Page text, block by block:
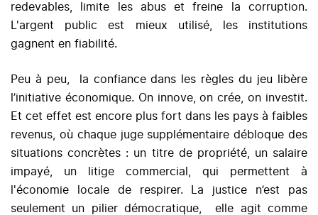
redevables, limite les abus et freine la corruption.
L'argent public est mieux utilisé, les institutions
gagnent en fiabilité.
Peu à peu, la confiance dans les règles du jeu libère
l’initiative économique. On innove, on crée, on investit.
Et cet effet est encore plus fort dans les pays à faibles
revenus, où chaque juge supplémentaire débloque des
situations concrètes : un titre de propriété, un salaire
impayé, un litige commercial, qui permettent à
l'économie locale de respirer. La justice n’est pas
seulement un pilier démocratique, elle agit comme